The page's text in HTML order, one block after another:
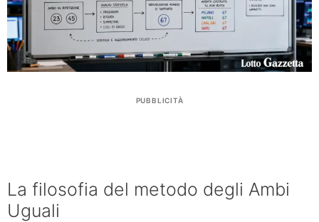
PUBBLICITÀ
La filosofia del metodo degli Ambi
Uguali